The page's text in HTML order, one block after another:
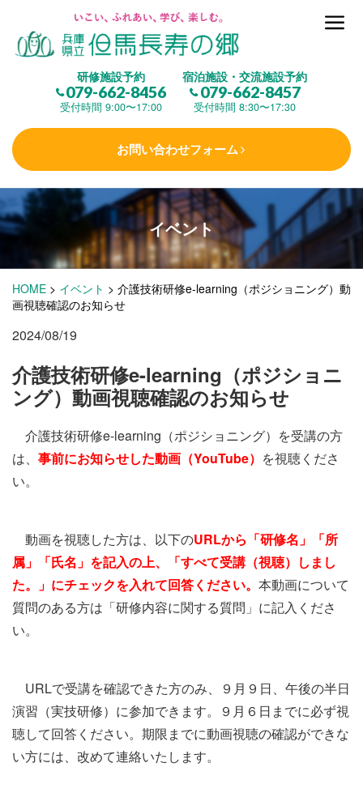
研修施設予約
079-662-8456
受付時間 9:00〜17:00
宿泊施設・交流施設予約
079-662-8457
受付時間 8:30〜17:30
お問い合わせフォーム
但馬長寿の郷とは
(研修施設)
楽しむ
学 ぶ (健康福祉)
泊まる(宿泊)
施設・料金
アクセス
イベント
HOME > イベント > 介護技術研修e-learning（ポジショニング）動
画視聴確認のお知らせ
2024/08/19
介護技術研修e-learning（ポジショニ
ング）動画視聴確認のお知らせ
介護技術研修e-learning（ポジショニング）を受講の方
は、 事前にお知らせした動画（YouTube） を視聴くださ
い。
動画を視聴した方は、以下のURLから「研修名」「所
属」「氏名」を記入の上、「すべて受講（視聴）しまし
た。」にチェックを入れて回答ください。 本動画について
質問のある方は「研修内容に関する質問」に記入くださ
い。
URLで受講を確認できた方のみ、９月９日、午後の半日
演習（実技研修）に参加できます。９月６日までに必ず視
聴して回答ください。期限までに動画視聴の確認ができな
い方には、改めて連絡いたします。